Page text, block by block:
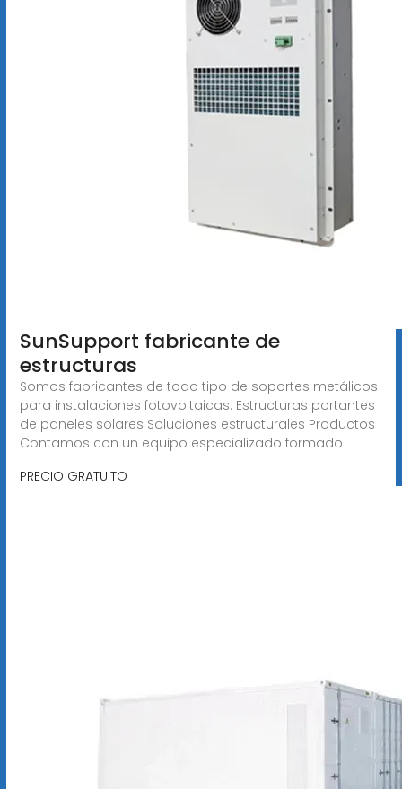
SunSupport fabricante de
estructuras
Somos fabricantes de todo tipo de soportes metálicos
para instalaciones fotovoltaicas. Estructuras portantes
de paneles solares Soluciones estructurales Productos
Contamos con un equipo especializado formado
PRECIO GRATUITO